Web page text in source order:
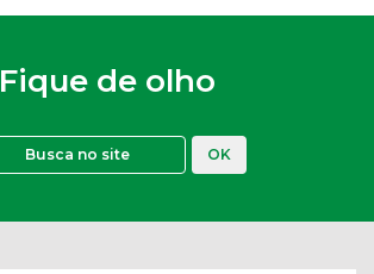
Fique de olho
OK